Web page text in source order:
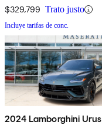
$329,799 Trato justo
Incluye tarifas de conc.
2024 Lamborghini Urus